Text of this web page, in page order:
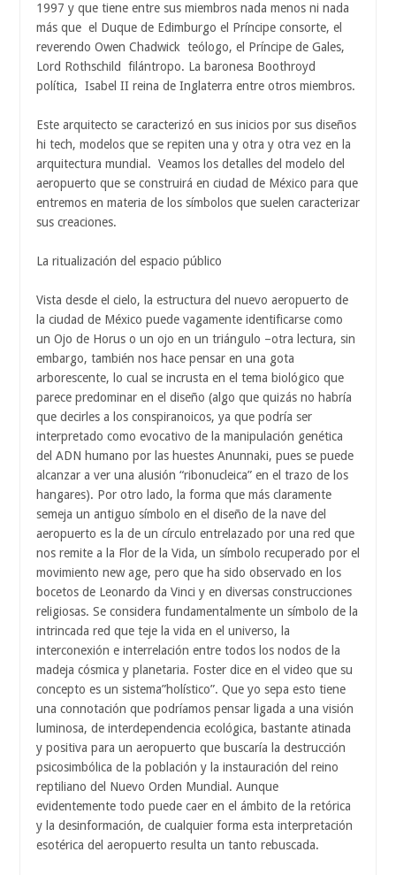
1997 y que tiene entre sus miembros nada menos ni nada
más que el Duque de Edimburgo el Príncipe consorte, el
reverendo Owen Chadwick teólogo, el Príncipe de Gales,
Lord Rothschild filántropo. La baronesa Boothroyd
política, Isabel II reina de Inglaterra entre otros miembros.
Este arquitecto se caracterizó en sus inicios por sus diseños
hi tech, modelos que se repiten una y otra y otra vez en la
arquitectura mundial. Veamos los detalles del modelo del
aeropuerto que se construirá en ciudad de México para que
entremos en materia de los símbolos que suelen caracterizar
sus creaciones.
La ritualización del espacio público
Vista desde el cielo, la estructura del nuevo aeropuerto de
la ciudad de México puede vagamente identificarse como
un Ojo de Horus o un ojo en un triángulo –otra lectura, sin
embargo, también nos hace pensar en una gota
arborescente, lo cual se incrusta en el tema biológico que
parece predominar en el diseño (algo que quizás no habría
que decirles a los conspiranoicos, ya que podría ser
interpretado como evocativo de la manipulación genética
del ADN humano por las huestes Anunnaki, pues se puede
alcanzar a ver una alusión “ribonucleica” en el trazo de los
hangares). Por otro lado, la forma que más claramente
semeja un antiguo símbolo en el diseño de la nave del
aeropuerto es la de un círculo entrelazado por una red que
nos remite a la Flor de la Vida, un símbolo recuperado por el
movimiento new age, pero que ha sido observado en los
bocetos de Leonardo da Vinci y en diversas construcciones
religiosas. Se considera fundamentalmente un símbolo de la
intrincada red que teje la vida en el universo, la
interconexión e interrelación entre todos los nodos de la
madeja cósmica y planetaria. Foster dice en el video que su
concepto es un sistema”holístico”. Que yo sepa esto tiene
una connotación que podríamos pensar ligada a una visión
luminosa, de interdependencia ecológica, bastante atinada
y positiva para un aeropuerto que buscaría la destrucción
psicosimbólica de la población y la instauración del reino
reptiliano del Nuevo Orden Mundial. Aunque
evidentemente todo puede caer en el ámbito de la retórica
y la desinformación, de cualquier forma esta interpretación
esotérica del aeropuerto resulta un tanto rebuscada.